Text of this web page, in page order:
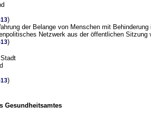
)
der Belange von Menschen mit
Netzwerk aus der öffentlichen Sitzung
)
)
Gesundheitsamtes